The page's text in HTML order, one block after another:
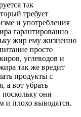
так
требует
и употребления
гарантированно
жир ему жизненно
просто
углеводов и
так же вредит
продукты с
а вот убрать
они
и плохо выводятся,